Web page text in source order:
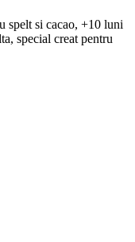
spelt si cacao, +10 luni
special creat pentru